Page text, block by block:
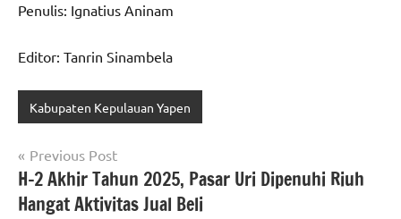
Penulis: Ignatius Aninam
Editor: Tanrin Sinambela
Kabupaten Kepulauan Yapen
Navigasi
pos
Previous Post
H-2 Akhir Tahun 2025, Pasar Uri Dipenuhi Riuh
Hangat Aktivitas Jual Beli